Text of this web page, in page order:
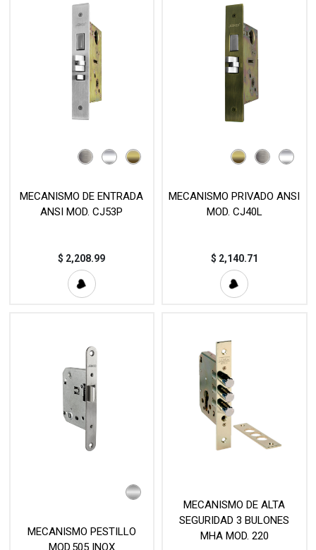
MECANISMO DE ENTRADA
ANSI MOD. CJ53P
$ 2,208.99
MECANISMO PRIVADO ANSI
MOD. CJ40L
$ 2,140.71
MECANISMO PESTILLO
MOD.505 INOX
MECANISMO DE ALTA
SEGURIDAD 3 BULONES
MHA MOD. 220